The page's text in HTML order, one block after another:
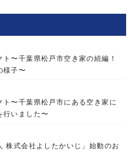
〜千葉県松戸市空き家の続編！
様子〜
ト〜千葉県松戸市にある空き家に
行いました〜
株式会社よしたかいじ」始動のお